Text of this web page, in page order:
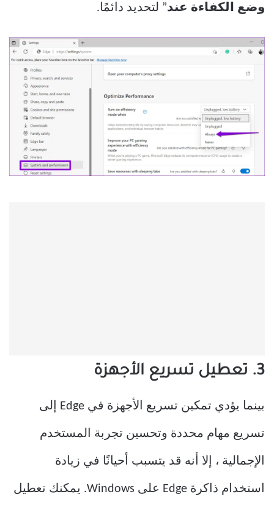
وضع الكفاءة عند” لتحديد دائمًا.
3. تعطيل تسريع الأجهزة
بينما يؤدي تمكين تسريع الأجهزة في Edge إلى
تسريع مهام محددة وتحسين تجربة المستخدم
الإجمالية ، إلا أنه قد يتسبب أحيانًا في زيادة
استخدام ذاكرة Edge على Windows. يمكنك تعطيل